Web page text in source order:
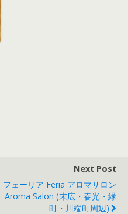
Next Post
フェーリア Feria アロマサロン
Aroma Salon (末広・春光・緑
町・川端町周辺)